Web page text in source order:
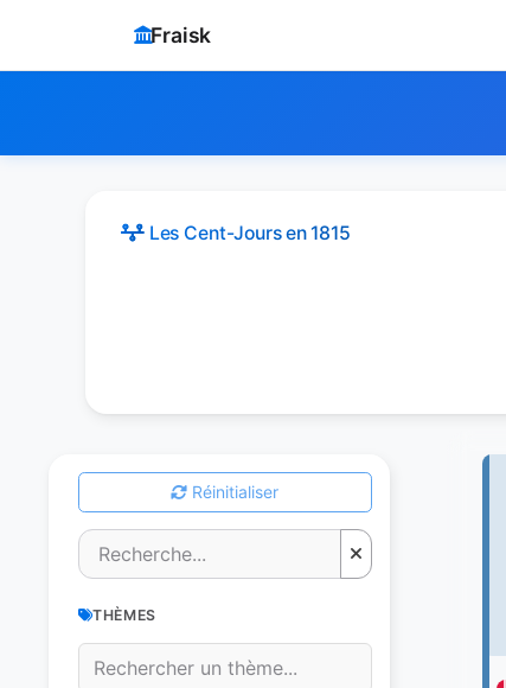
Fraisk
Les Cent-Joursen 1815
Réinitialiser
THÈMES